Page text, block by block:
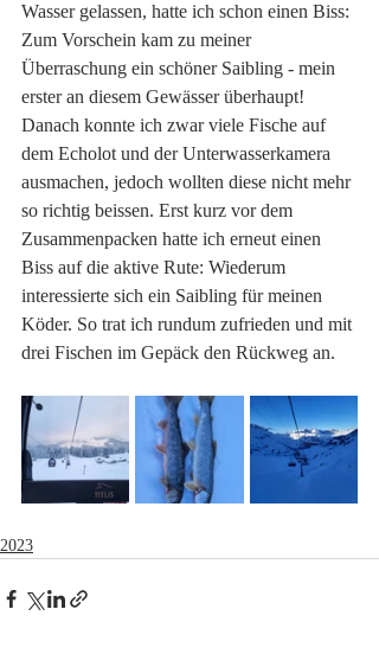
Wasser gelassen, hatte ich schon einen Biss:
Zum Vorschein kam zu meiner
Überraschung ein schöner Saibling - mein
erster an diesem Gewässer überhaupt!
Danach konnte ich zwar viele Fische auf
dem Echolot und der Unterwasserkamera
ausmachen, jedoch wollten diese nicht mehr
so richtig beissen. Erst kurz vor dem
Zusammenpacken hatte ich erneut einen
Biss auf die aktive Rute: Wiederum
interessierte sich ein Saibling für meinen
Köder. So trat ich rundum zufrieden und mit
drei Fischen im Gepäck den Rückweg an.
2023